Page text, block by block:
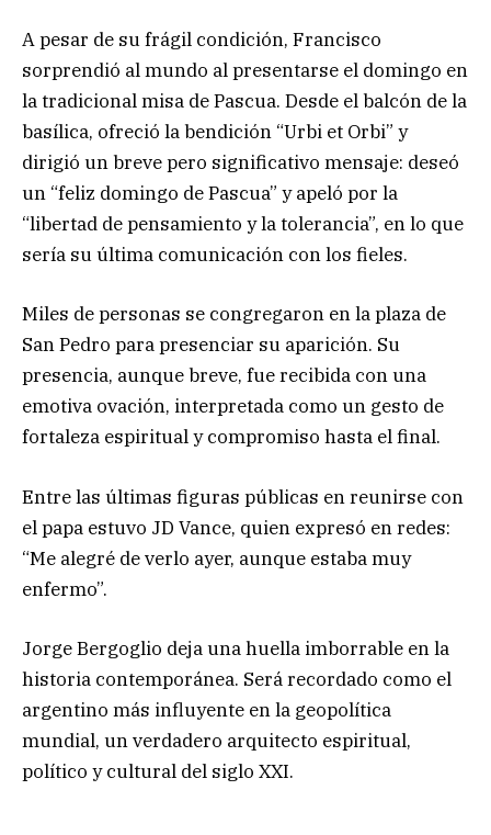
A pesar de su frágil condición, Francisco
sorprendió al mundo al presentarse el domingo en
la tradicional misa de Pascua. Desde el balcón de la
basílica, ofreció la bendición “Urbi et Orbi” y
dirigió un breve pero significativo mensaje: deseó
un “feliz domingo de Pascua” y apeló por la
“libertad de pensamiento y la tolerancia”, en lo que
sería su última comunicación con los fieles.
Miles de personas se congregaron en la plaza de
San Pedro para presenciar su aparición. Su
presencia, aunque breve, fue recibida con una
emotiva ovación, interpretada como un gesto de
fortaleza espiritual y compromiso hasta el final.
Entre las últimas figuras públicas en reunirse con
el papa estuvo JD Vance, quien expresó en redes:
“Me alegré de verlo ayer, aunque estaba muy
enfermo”.
Jorge Bergoglio deja una huella imborrable en la
historia contemporánea. Será recordado como el
argentino más influyente en la geopolítica
mundial, un verdadero arquitecto espiritual,
político y cultural del siglo XXI.